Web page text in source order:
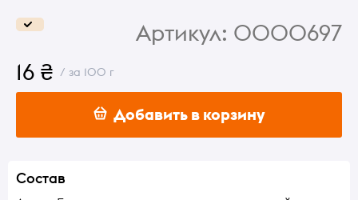
Артикул: 0000697
16 ₴ / за 100 г
Добавить в корзину
Состав